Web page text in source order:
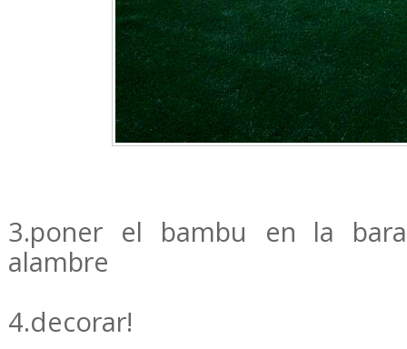
3.poner el bambu en la
alambre
4.decorar!